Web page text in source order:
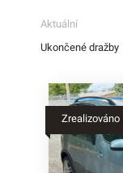
Aktuální
Ukončené dražby
Zrealizováno